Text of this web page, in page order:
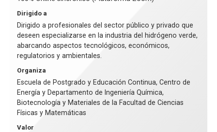
Dirigido a
Dirigido a profesionales del sector público y privado que
deseen especializarse en la industria del hidrógeno verde,
abarcando aspectos tecnológicos, económicos,
regulatorios y ambientales.
Organiza
Escuela de Postgrado y Educación Continua, Centro de
Energía y Departamento de Ingeniería Química,
Biotecnología y Materiales de la Facultad de Ciencias
Físicas y Matemáticas
Valor